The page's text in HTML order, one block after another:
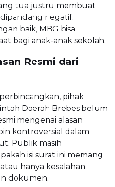
tua justru membuat
negatif.
baik, MBG bisa
bagi anak-anak sekolah.
Resmi dari
pihak
Daerah Brebes belum
mengenai alasan
kontroversial dalam
Publik masih
isi surat ini memang
hanya kesalahan
dokumen.